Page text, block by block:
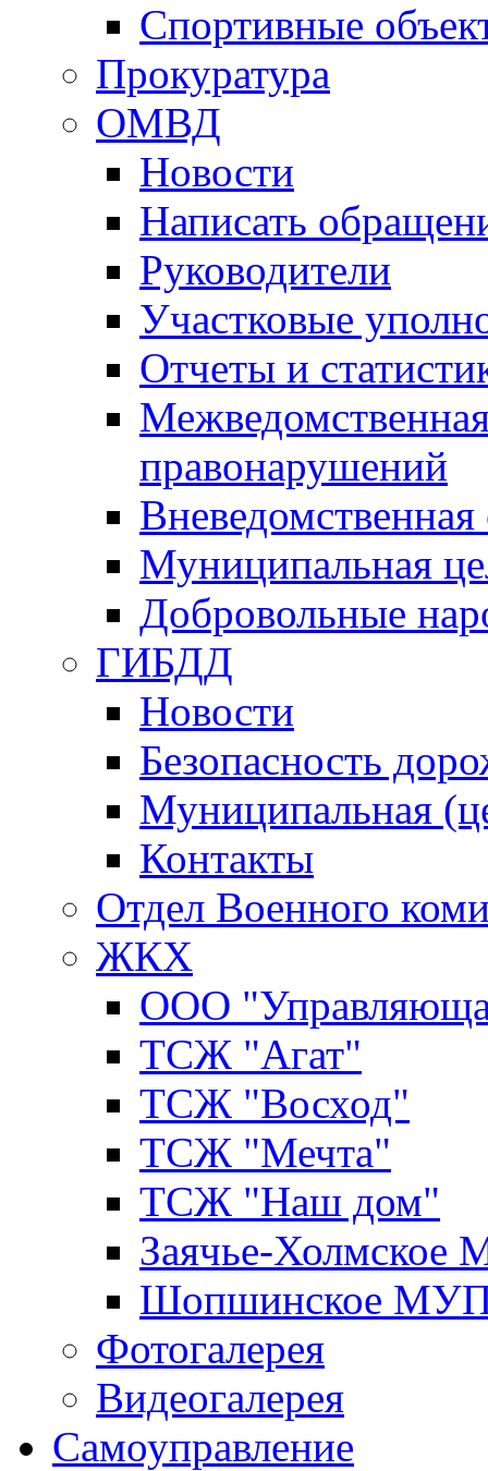
Спортивные
Прокуратура
ОМВД
Новости
Написать
Руководители
Участковые
Отчеты и
правонарушений
Вневедомственная
Муниципальная
Добровольные
ГИБДД
Новости
Безопасность
Муниципальная
Контакты
Отдел Военного
ЖКХ
ООО
ТСЖ "Агат"
ТСЖ "Восход"
ТСЖ "Мечта"
ТСЖ "Наш дом"
Заячье-
Шопшинское
Фотогалерея
Видеогалерея
Самоуправление